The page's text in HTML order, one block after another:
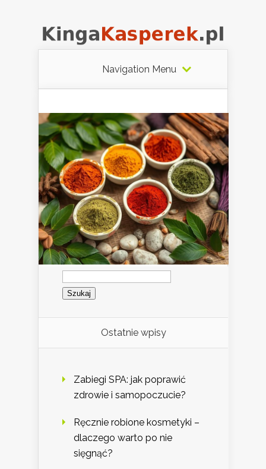
Navigation Menu
Szukaj:
Ostatnie wpisy
Zabiegi SPA: jak poprawić
zdrowie i samopoczucie?
Ręcznie robione kosmetyki –
dlaczego warto po nie
sięgnąć?